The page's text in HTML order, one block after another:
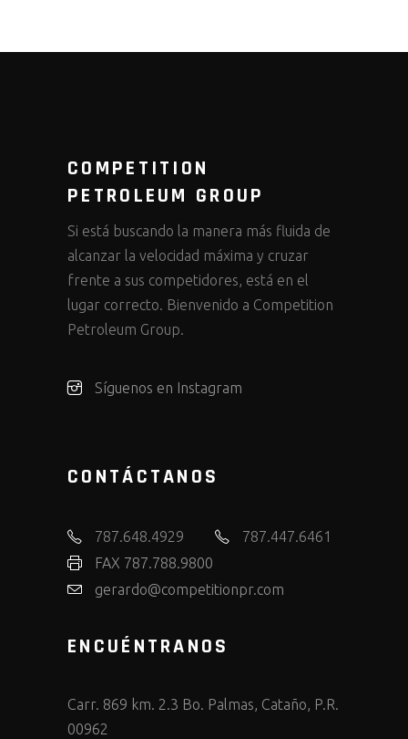
COMPETITION
PETROLEUM GROUP
Si está buscando la manera más fluida de
alcanzar la velocidad máxima y cruzar
frente a sus competidores, está en el
lugar correcto. Bienvenido a Competition
Petroleum Group.
Síguenos en Instagram
CONTÁCTANOS
787.648.4929
787.447.6461
FAX 787.788.9800
gerardo@competitionpr.com
ENCUÉNTRANOS
Carr. 869 km. 2.3 Bo. Palmas, Cataño, P.R.
00962